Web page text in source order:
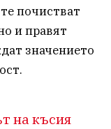
почистват
и правят
значението
на късия